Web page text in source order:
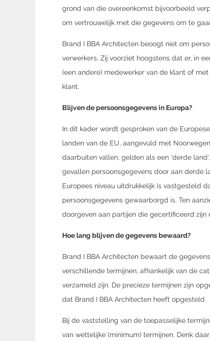
grond van die overeenkomst bijvoorbeeld
om vertrouwelijk met die gegevens om te
Brand I BBA Architecten beoogt niet om
verwerkers. Zij voorziet hoogstens dat er, in
(een andere) medewerker van de klant of
klant.
Blijven de persoonsgegevens in Europa?
In dit kader wordt gesproken van de
landen van de EU, aangevuld met
daarbuiten vallen, gelden als een ‘derde
gevallen persoonsgegevens door aan derde
Europees niveau uitdrukkelijk is vastgesteld
persoonsgegevens gewaarborgd is. Ten
doorgeven aan partijen die gecertificeerd zijn
Hoe lang blijven de gegevens bewaard?
Brand I BBA Architecten bewaart de
verschillende termijnen, afhankelijk van de
verzameld zijn. De precieze termijnen zijn
dat Brand I BBA Architecten heeft opgesteld.
Bij de vaststelling van de toepasselijke
van wettelijke (minimum) termijnen. Denk